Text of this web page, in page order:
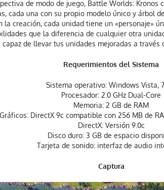
de modo de juego, Battle Worlds: Kronos
cada una con su propio modelo único y árbol
la creación, cada unidad tiene un «personaje»
que la diferencia de cualquier otra
capaz de llevar tus unidades mejoradas a través
Requerimientos del Sistema
Sistema operativo: Windows Vista,
Procesador: 2.0 GHz Dual-Core
Memoria: 2 GB de RAM
Gráficos: DirectX 9c compatible con 256 MB de
DirectX: Versión 9.0c
Disco duro: 3 GB de espacio
Tarjeta de sonido: interfaz de audio
Captura